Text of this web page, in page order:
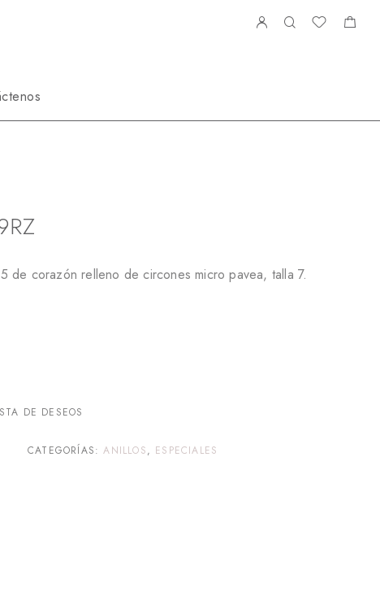
de corazón relleno de circones micro pavea, talla 7.
DE DESEOS
CATEGORÍAS:ANILLOS, ESPECIALES